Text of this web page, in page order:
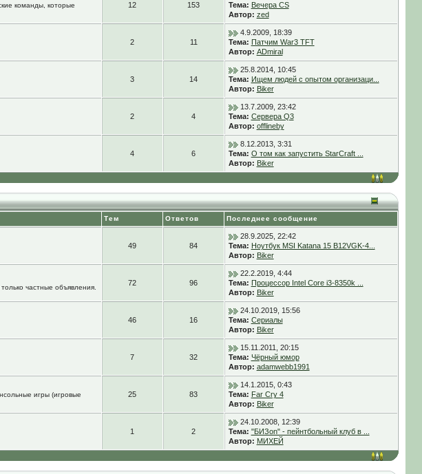
команды, которые
12 153
Тема: Вечера CS
Автор: zed
2 11
4.9.2009, 18:39
Тема: Патчим War3 TFT
Автор: ADmiral
3 14
25.8.2014, 10:45
Тема: Ищем людей с опытом организаци...
Автор: Biker
2 4
13.7.2009, 23:42
Тема: Сервера Q3
Автор: offlineby
4 6
8.12.2013, 3:31
Тема: О том как запустить StarCraft ...
Автор: Biker
Тем Ответов Последнее сообщение
49 84
28.9.2025, 22:42
Тема: Ноутбук MSI Katana 15 B12VGK-4...
Автор: Biker
частные объявления.
72 96
22.2.2019, 4:44
Тема: Процессор Intel Core i3-8350k ...
Автор: Biker
46 16
24.10.2019, 15:56
Тема: Сериалы
Автор: Biker
7 32
15.11.2011, 20:15
Тема: Чёрный юмор
Автор: adamwebb1991
игры (игровые
25 83
14.1.2015, 0:43
Тема: Far Cry 4
Автор: Biker
1 2
24.10.2008, 12:39
Тема: "БИЗon" - пейнтбольный клуб в ...
Автор: МИХЕЙ